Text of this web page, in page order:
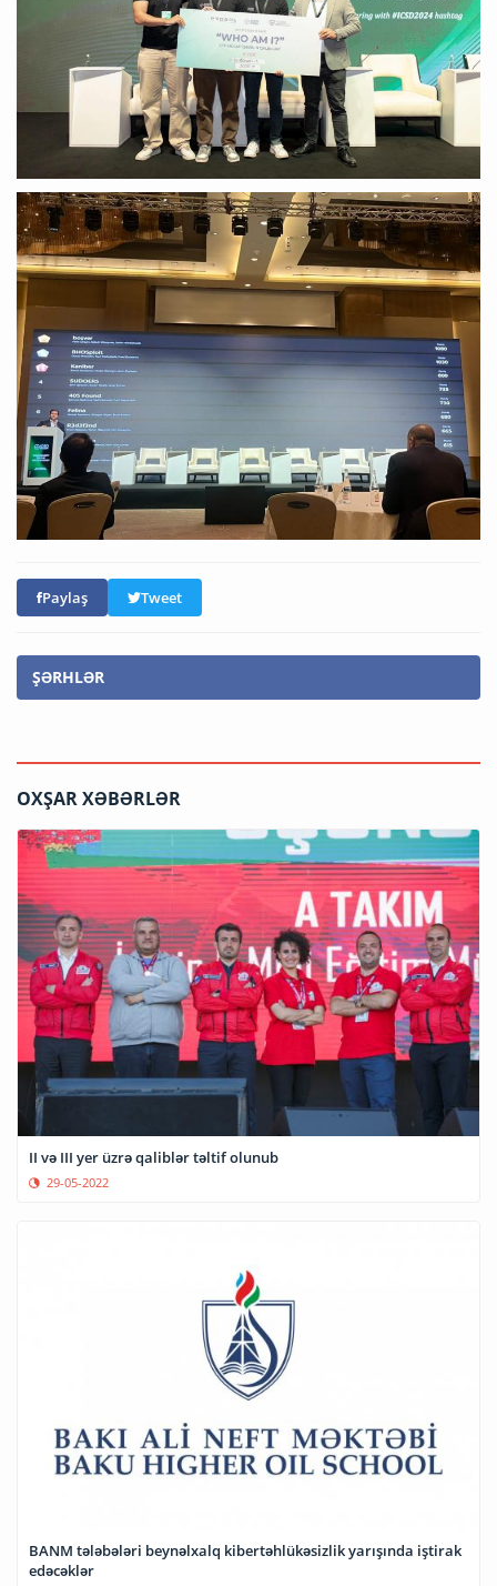
Paylaş Tweet
ŞƏRHLƏR
OXŞAR XƏBƏRLƏR
II və III yer üzrə qaliblər təltif olunub
29-05-2022
BANM tələbələri beynəlxalq kibertəhlükəsizlik yarışında iştirak
edəcəklər